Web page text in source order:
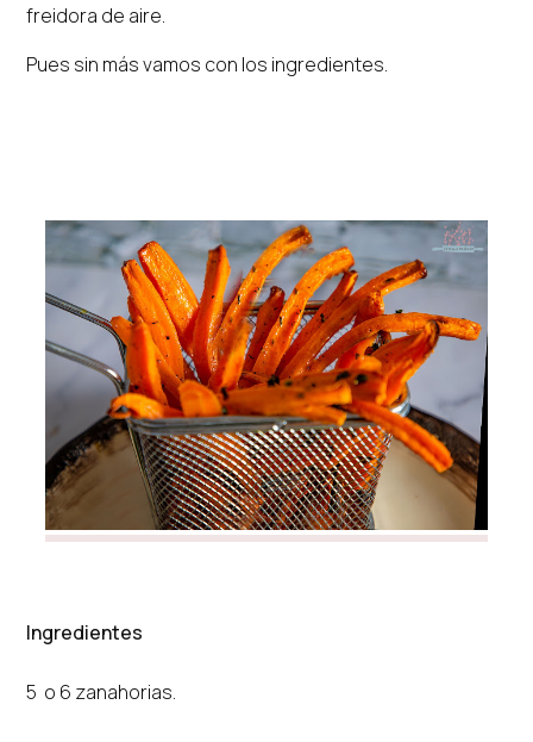
freidora de aire.
Pues sin más vamos con los ingredientes.
Ingredientes
5 o 6 zanahorias.